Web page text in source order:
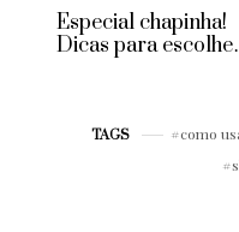
Especial chapinha!
Dicas para escolher
TAGS como